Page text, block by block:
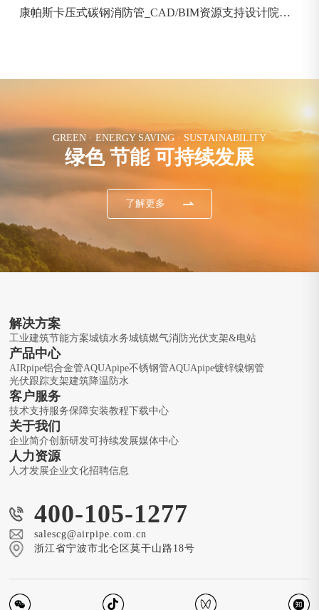
_CAD/BIM配套齐全选择康帕斯
康帕斯卡压式碳钢消防管_CAD/BIM资源支持设计院参
GREEN · ENERGY SAVING · SUSTAINABILITY
绿色 节能 可持续发展
了解更多
解决方案
工业建筑节能方案城镇水务城镇燃气消防光伏支架&电站
产品中心
AIRpipe铝合金管AQUApipe不锈钢管AQUApipe镀锌镍钢管
光伏跟踪支架建筑降温防水
客户服务
技术支持 服务保障安装教程下载中心
关于我们
企业简介创新研发可持续发展媒体中心
人力资源
人才发展企业文化招聘信息
400-105-1277
salescg@airpipe.com.cn
浙江省宁波市北仑区莫干山路18号